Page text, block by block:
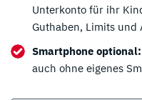
Unterkonto für ihr
Guthaben, Limits und
Smartphone optional:
auch ohne eigenes